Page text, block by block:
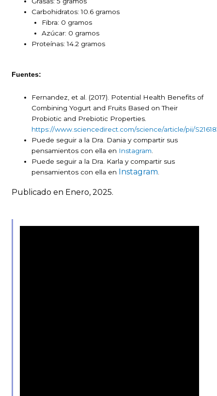
Carbohidratos: 10.6 gramos
Fibra: 0 gramos
Azúcar: 0 gramos
Proteínas: 14.2 gramos
Fuentes:
Fernandez, et al. (2017). Potential Health Benefits of
Combining Yogurt and Fruits Based on Their
Probiotic and Prebiotic Properties.
https://www.sciencedirect.com/science/article/pii/
Puede seguir a la Dra. Dania y compartir sus
pensamientos con ella en Instagram
Puede seguir a la Dra. Karla y compartir sus
pensamientos con ella en Instagram
Publicado en Enero, 2025.